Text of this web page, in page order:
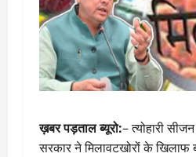
ख़बर पड़ताल ब्यूरो:– त्योहारी
सरकार ने मिलावटखोरों के खिलाफ